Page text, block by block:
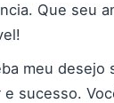
Que seu
meu desejo
e sucesso.